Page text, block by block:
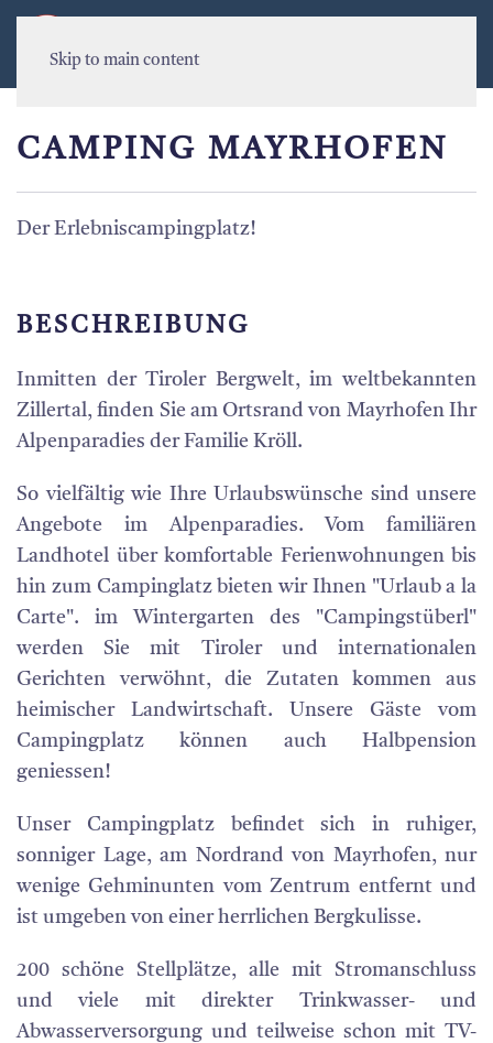
Skip to main content
CAMPING MAYRHOFEN
Der Erlebniscampingplatz!
BESCHREIBUNG
Inmitten der Tiroler Bergwelt, im weltbekannten
Zillertal, finden Sie am Ortsrand von Mayrhofen Ihr
Alpenparadies der Familie Kröll.
So vielfältig wie Ihre Urlaubswünsche sind unsere
Angebote im Alpenparadies. Vom familiären
Landhotel über komfortable Ferienwohnungen bis
hin zum Campinglatz bieten wir Ihnen "Urlaub a la
Carte". im Wintergarten des "Campingstüberl"
werden Sie mit Tiroler und internationalen
Gerichten verwöhnt, die Zutaten kommen aus
heimischer Landwirtschaft. Unsere Gäste vom
Campingplatz können auch Halbpension
geniessen!
Unser Campingplatz befindet sich in ruhiger,
sonniger Lage, am Nordrand von Mayrhofen, nur
wenige Gehminunten vom Zentrum entfernt und
ist umgeben von einer herrlichen Bergkulisse.
200 schöne Stellplätze, alle mit Stromanschluss
und viele mit direkter Trinkwasser- und
Abwasserversorgung und teilweise schon mit TV-